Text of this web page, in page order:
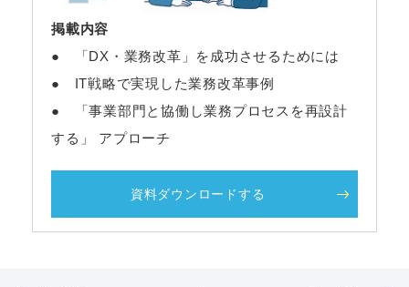
掲載内容
● 「DX・業務改革」を成功させるためには
● IT戦略で実現した業務改革事例
● 「事業部門と協働し業務プロセスを再設計
する」 アプローチ
資料ダウンロードする